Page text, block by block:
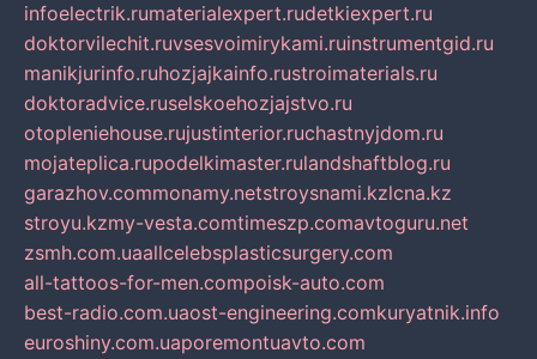
infoelectrik.rumaterialexpert.rudetkiexpert.ru
doktorvilechit.ruvsesvoimirykami.ruinstrumentgid.ru
manikjurinfo.ruhozjajkainfo.rustroimaterials.ru
doktoradvice.ruselskoehozjajstvo.ru
otopleniehouse.rujustinterior.ruchastnyjdom.ru
mojateplica.rupodelkimaster.rulandshaftblog.ru
garazhov.commonamy.netstroysnami.kzlcna.kz
stroyu.kzmy-vesta.comtimeszp.comavtoguru.net
zsmh.com.uaallcelebsplasticsurgery.com
all-tattoos-for-men.compoisk-auto.com
best-radio.com.uaost-engineering.comkuryatnik.info
euroshiny.com.uaporemontuavto.com